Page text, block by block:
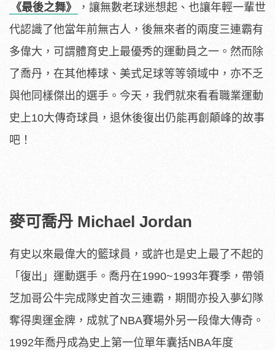
《最後之舞》
，讓無數老球迷想起、也讓年輕一輩世
代認識了他當年前無古人，後無來者的兩度三連霸有
多偉大，可謂體育史上最優秀的運動員之一。然而除
了喬丹，在其他棒球、美式足球等等領域中，亦不乏
與他同樣傑出的選手。今天，我們就來看看職業運動
史上10大傳奇球員，退休後復出仍能再創顛峰的故事
吧！
麥可喬丹 Michael Jordan
有史以來最偉大的籃球員，或許也是史上最了不起的
「復出」運動選手。喬丹在1990~1993年賽季，帶領
芝加哥公牛完成隊史首次三連霸，期間亦投入夢幻隊
奪得奧運金牌，成就了NBA賽場外另一段偉大傳奇。
1992年喬丹成為史上第一位單年囊括NBA年度